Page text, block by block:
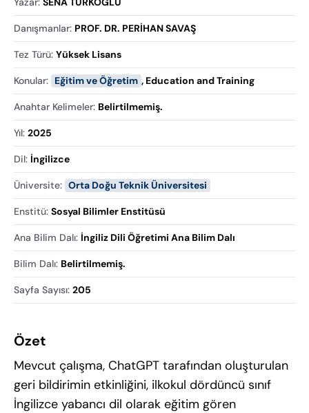
Danışmanlar: PROF. DR. PERİHAN SAVAŞ
Tez Türü: Yüksek Lisans
Konular: Eğitim ve Öğretim , Education and Training
Anahtar Kelimeler: Belirtilmemiş.
Yıl: 2025
Dil: İngilizce
Üniversite: Orta Doğu Teknik Üniversitesi
Enstitü: Sosyal Bilimler Enstitüsü
Ana Bilim Dalı: İngiliz Dili Öğretimi Ana Bilim Dalı
Bilim Dalı: Belirtilmemiş.
Sayfa Sayısı: 205
Özet
Mevcut çalışma, ChatGPT tarafından oluşturulan
geri bildirimin etkinliğini, ilkokul dördüncü sınıf
İngilizce yabancı dil olarak eğitim gören